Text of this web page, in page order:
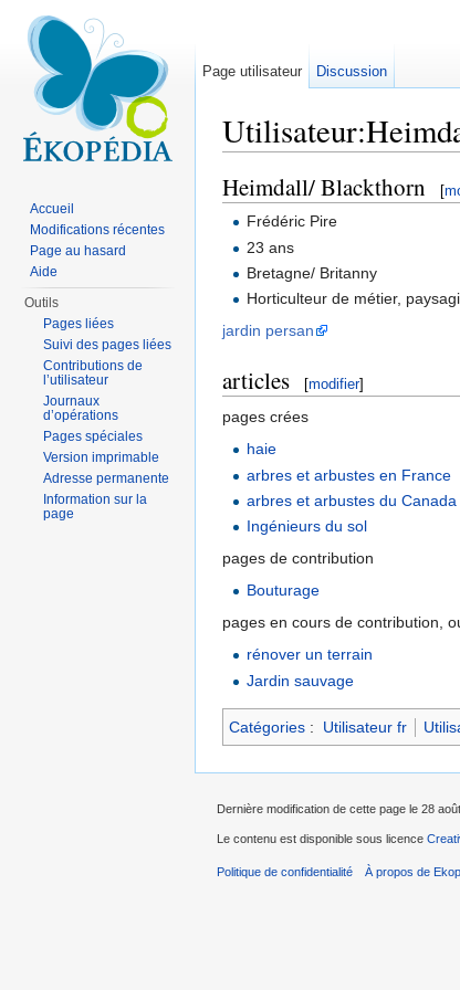
Heimdall/ Blackthorn [
Frédéric Pire
23 ans
Bretagne/ Britanny
Horticulteur de métier,
jardin persan
articles [modifier]
pages crées
haie
arbres et arbustes en France
arbres et arbustes du Canada
Ingénieurs du sol
pages de contribution
Bouturage
pages en cours de contribution,
rénover un terrain
Jardin sauvage
Catégories : Utilisateur fr
Page utilisateur Discussion
Accueil
Modifications récentes
Page au hasard
Aide
Outils
Pages liées
Suivi des pages liées
Contributions de
l’utilisateur
Journaux
d’opérations
Pages spéciales
Version imprimable
Adresse permanente
Information sur la
page
Dernière modification de cette page le 28
Le contenu est disponible sous licence
Politique de confidentialité À propos de